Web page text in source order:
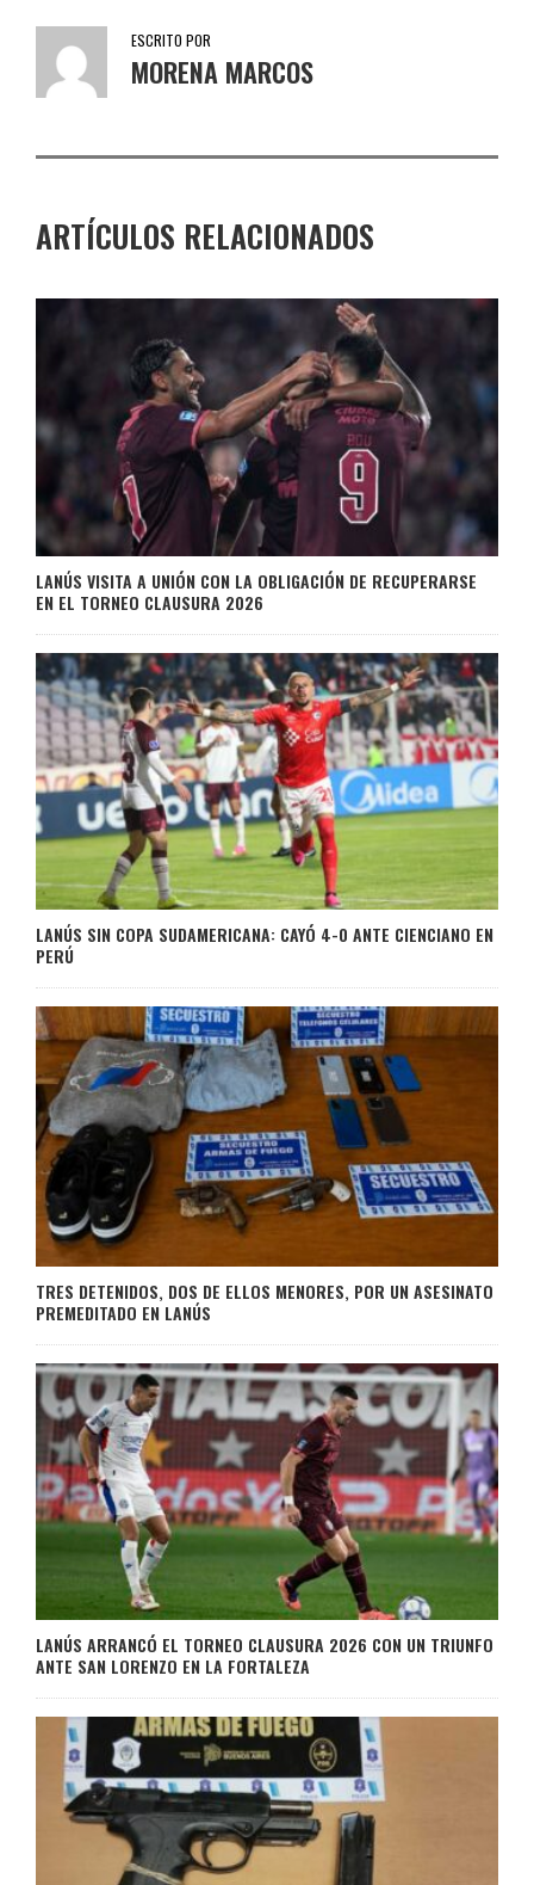
ESCRITO POR
MORENA MARCOS
ARTÍCULOS RELACIONADOS
LANÚS VISITA A UNIÓN CON LA OBLIGACIÓN DE RECUPERARSE
EN EL TORNEO CLAUSURA 2026
LANÚS SIN COPA SUDAMERICANA: CAYÓ 4-0 ANTE CIENCIANO EN
PERÚ
TRES DETENIDOS, DOS DE ELLOS MENORES, POR UN ASESINATO
PREMEDITADO EN LANÚS
LANÚS ARRANCÓ EL TORNEO CLAUSURA 2026 CON UN TRIUNFO
ANTE SAN LORENZO EN LA FORTALEZA